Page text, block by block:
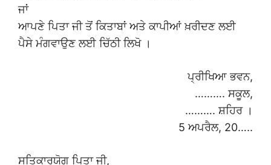
ਜਾਂ
ਆਪਣੇ ਪਿਤਾ ਜੀ ਤੋਂ ਕਿਤਾਬਾਂ ਅਤੇ ਕਾਪੀਆਂ ਖ਼ਰੀਦਣ ਲਈ
ਪੈਸੇ ਮੰਗਵਾਉਣ ਲਈ ਚਿੱਠੀ ਲਿਖੋ ।
ਪ੍ਰੀਖਿਆ ਭਵਨ,
………. ਸਕੂਲ,
………. ਸ਼ਹਿਰ ।
5 ਅਪਰੈਲ, 20…..
ਸਤਿਕਾਰਯੋਗ ਪਿਤਾ ਜੀ,